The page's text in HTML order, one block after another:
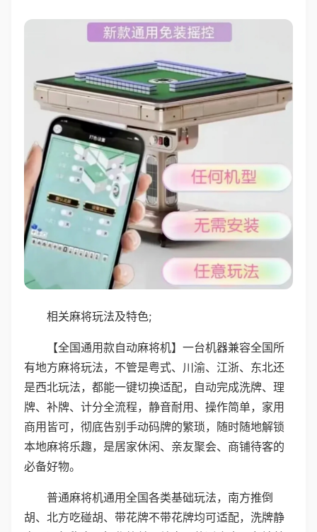
相关麻将玩法及特色;
【全国通用款自动麻将机】一台机器兼容全国所
有地方麻将玩法，不管是粤式、川渝、江浙、东北还
是西北玩法，都能一键切换适配，自动完成洗牌、理
牌、补牌、计分全流程，静音耐用、操作简单，家用
商用皆可，彻底告别手动码牌的繁琐，随时随地解锁
本地麻将乐趣，是居家休闲、亲友聚会、商铺待客的
必备好物。
普通麻将机通用全国各类基础玩法，南方推倒
胡、北方吃碰胡、带花牌不带花牌均可适配，洗牌静